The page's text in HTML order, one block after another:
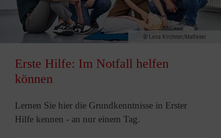
Lena Kirchner/Malteser
Erste Hilfe: Im Notfall helfen
können
Lernen Sie hier die Grundkenntnisse in Erster
Hilfe kennen - an nur einem Tag.